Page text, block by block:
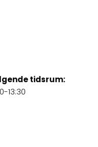
tidsrum:
13:30